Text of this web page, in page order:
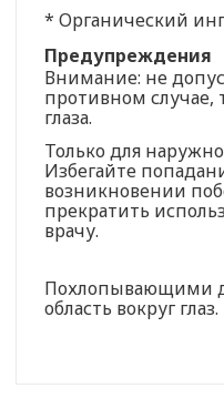
* Органический
Предупреждения
Внимание: не
противном
глаза.
Только для
Избегайте
возникновении
прекратить
врачу.
Похлопывающими
область вокруг глаз.